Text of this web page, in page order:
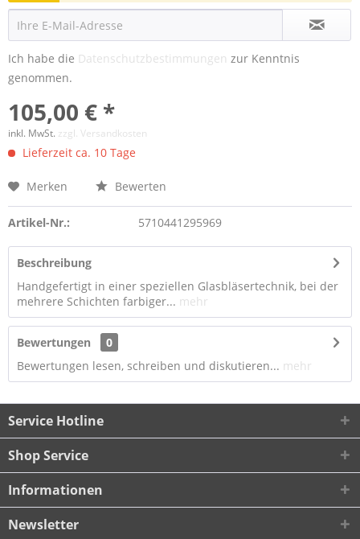
Ich habe die Datenschutzbestimmungen zur Kenntnis
genommen.
105,00 € *
inkl. MwSt. zzgl. Versandkosten
Lieferzeit ca. 10 Tage
Merken Bewerten
Artikel-Nr.: 5710441295969
Beschreibung
Handgefertigt in einer speziellen Glasbläsertechnik, bei der
mehrere Schichten farbiger... mehr
Bewertungen
0
Bewertungen lesen, schreiben und diskutieren... mehr
Service Hotline
Shop Service
Informationen
Newsletter